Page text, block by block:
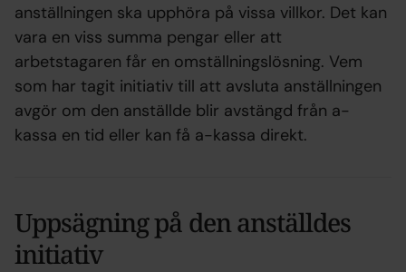
anställningen ska upphöra på vissa villkor. Det kan
vara en viss summa pengar eller att
arbetstagaren får en omställningslösning. Vem
som har tagit initiativ till att avsluta anställningen
avgör om den anställde blir avstängd från a-
kassa en tid eller kan få a-kassa direkt.
Uppsägning på den anställdes
initiativ